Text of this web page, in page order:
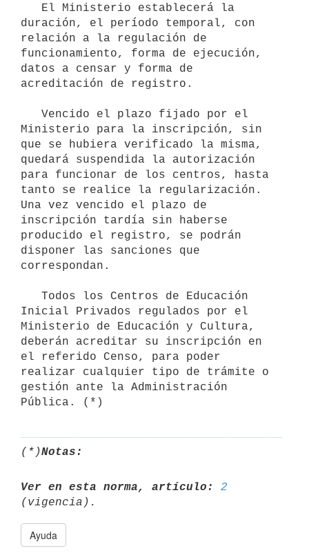
duración, el período temporal, con
relación a la regulación de
funcionamiento, forma de ejecución,
datos a censar y forma de
acreditación de registro.
Ministerio para la inscripción, sin
que se hubiera verificado la misma,
quedará suspendida la autorización
para funcionar de los centros, hasta
tanto se realice la regularización.
Una vez vencido el plazo de
inscripción tardía sin haberse
producido el registro, se podrán
disponer las sanciones que
correspondan.
Inicial Privados regulados por el
Ministerio de Educación y Cultura,
deberán acreditar su inscripción en
el referido Censo, para poder
realizar cualquier tipo de trámite o
gestión ante la Administración
(*)Notas:
Ver en esta norma, artículo:
2
Ayuda